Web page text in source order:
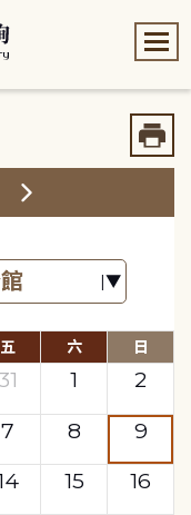
五 六 日
31 1
2
7 8
9
15
16